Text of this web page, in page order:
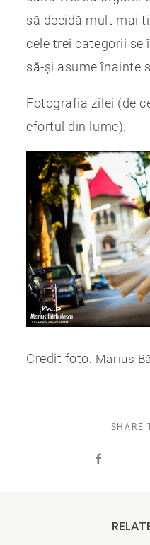
să decidă mult mai
cele trei categorii se
să-și asume înainte
Fotografia zilei (de
efortul din lume):
Credit foto: Marius
SHARE